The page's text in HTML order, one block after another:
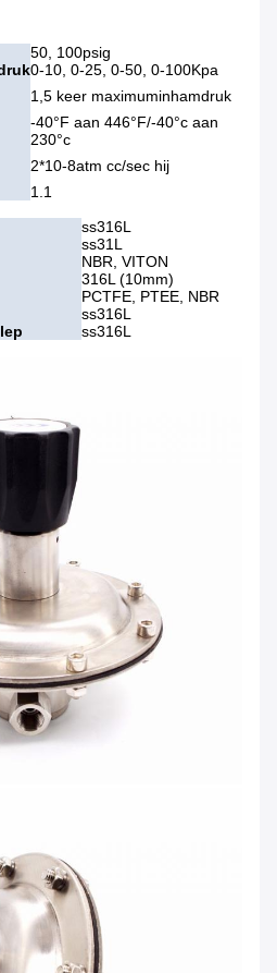
50, 100psig
0-10, 0-25, 0-50, 0-100Kpa
1,5 keer maximuminhamdruk
-40°F aan 446°F/-40°c aan
230°c
2*10-8atm cc/sec hij
1.1
ss316L
ss31L
NBR, VITON
316L (10mm)
PCTFE, PTEE, NBR
ss316L
ss316L